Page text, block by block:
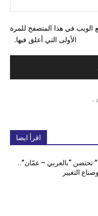
الويب في هذا المتصفح للمرة
الأولى التي أعلق فيها.
اقرأ ايضا
تحتضن “بالعربي – عمّان”..
التغيير